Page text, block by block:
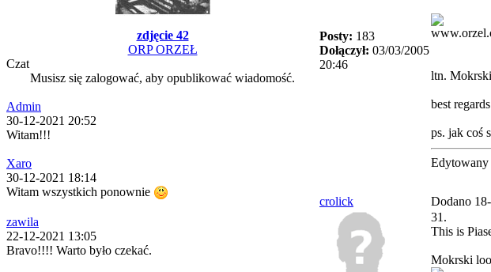
zdjęcie 42
ORP ORZEŁ
Czat
Musisz się zalogować, aby opublikować wiadomość.
Admin
30-12-2021 20:52
Witam!!!
Xaro
30-12-2021 18:14
Witam wszystkich ponownie
zawila
22-12-2021 13:05
Bravo!!!! Warto było czekać.
Posty: 183
Dołączył: 03/03/2005
20:46
ltn.
best
ps. jak coś
Edytowany
crolick
Dodano
31.
This is
Mokrski